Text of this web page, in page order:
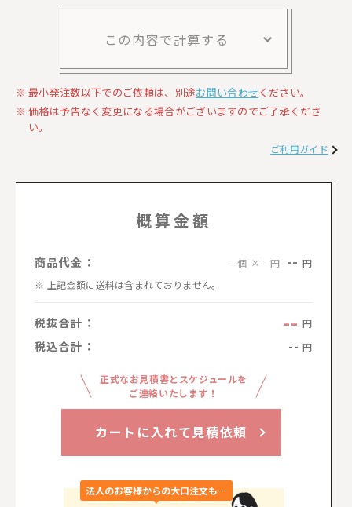
この内容で計算する
最小発注数以下でのご依頼は、別途お問い合わせください。
価格は予告なく変更になる場合がございますのでご了承くださ
い。
ご利用ガイド
概算金額
商品代金： --個 × --円 -- 円
上記金額に送料は含まれておりません。
税抜合計： -- 円
税込合計： -- 円
正式なお見積書とスケジュールを
ご連絡いたします！
カートに入れて見積依頼
法人のお客様からの大口注文も…